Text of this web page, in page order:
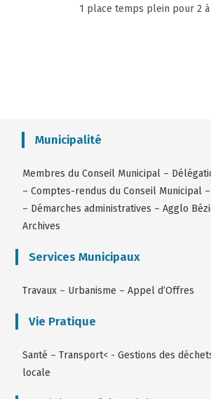
1 place temps plein pour 2 à
Municipalité
Membres du Conseil Municipal –
–Comptes-rendus du Conseil Municipal –
– Démarches administratives –Agglo
Archives
Services Municipaux
Travaux – Urbanisme –Appel d’Offres
Vie Pratique
Santé –Transport< -Gestions des
locale